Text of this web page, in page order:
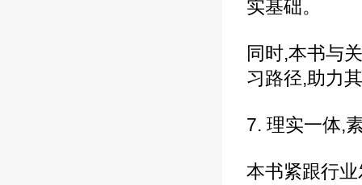
实基础。
同时,本书与
习路径,助力
7. 理实一体,
本书紧跟行